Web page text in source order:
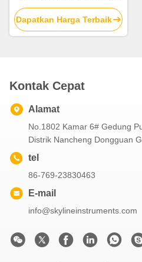
cerdas presisi tinggi, batang
pendulum serat karbon, dan
pengkode digital impor
Dapatkan Harga Terbaik
Kontak Cepat
Alamat
No.1802 Kamar 6# Gedung
Distrik Nancheng Dongguan
tel
86-769-23830463
E-mail
info@skylineinstruments.com